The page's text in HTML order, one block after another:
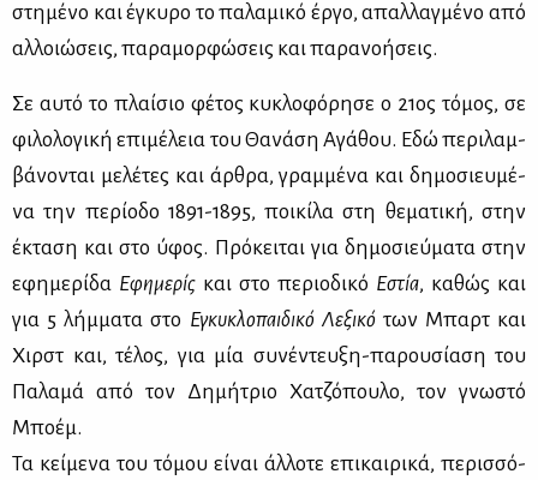
στη­μέ­νο και έγκυ­ρο το πα­λα­μι­κό έρ­γο, απαλ­λαγ­μέ­νο από
αλ­λοιώ­σεις, πα­ρα­μορ­φώ­σεις και πα­ρα­νο­ή­σεις.
Σε αυ­τό το πλαί­σιο φέ­τος κυ­κλο­φό­ρη­σε ο 21ος τό­μος, σε
φι­λο­λο­γι­κή επι­μέ­λεια του Θα­νά­ση Αγά­θου. Εδώ πε­ρι­λαμ­
βά­νο­νται με­λέ­τες και άρ­θρα, γραμ­μέ­να και δη­μο­σιευ­μέ­
να την πε­ρί­ο­δο 1891-1895, ποι­κί­λα στη θε­μα­τι­κή, στην
έκτα­ση και στο ύφος. Πρό­κει­ται για δη­μο­σιεύ­μα­τα στην
εφη­με­ρί­δα Εφη­με­ρίς και στο πε­ριο­δι­κό Εστία, κα­θώς και
για 5 λήμ­μα­τα στο Εγκυ­κλο­παι­δι­κό Λε­ξι­κότων Μπαρτ και
Χιρστ και, τέ­λος, για μία συ­νέ­ντευ­ξη-πα­ρου­σί­α­ση του
Πα­λα­μά από τον Δη­μή­τριο Χα­τζό­που­λο, τον γνω­στό
Μπο­έμ.
Τα κεί­με­να του τό­μου εί­ναι άλ­λο­τε επι­και­ρι­κά, πε­ρισ­σό­